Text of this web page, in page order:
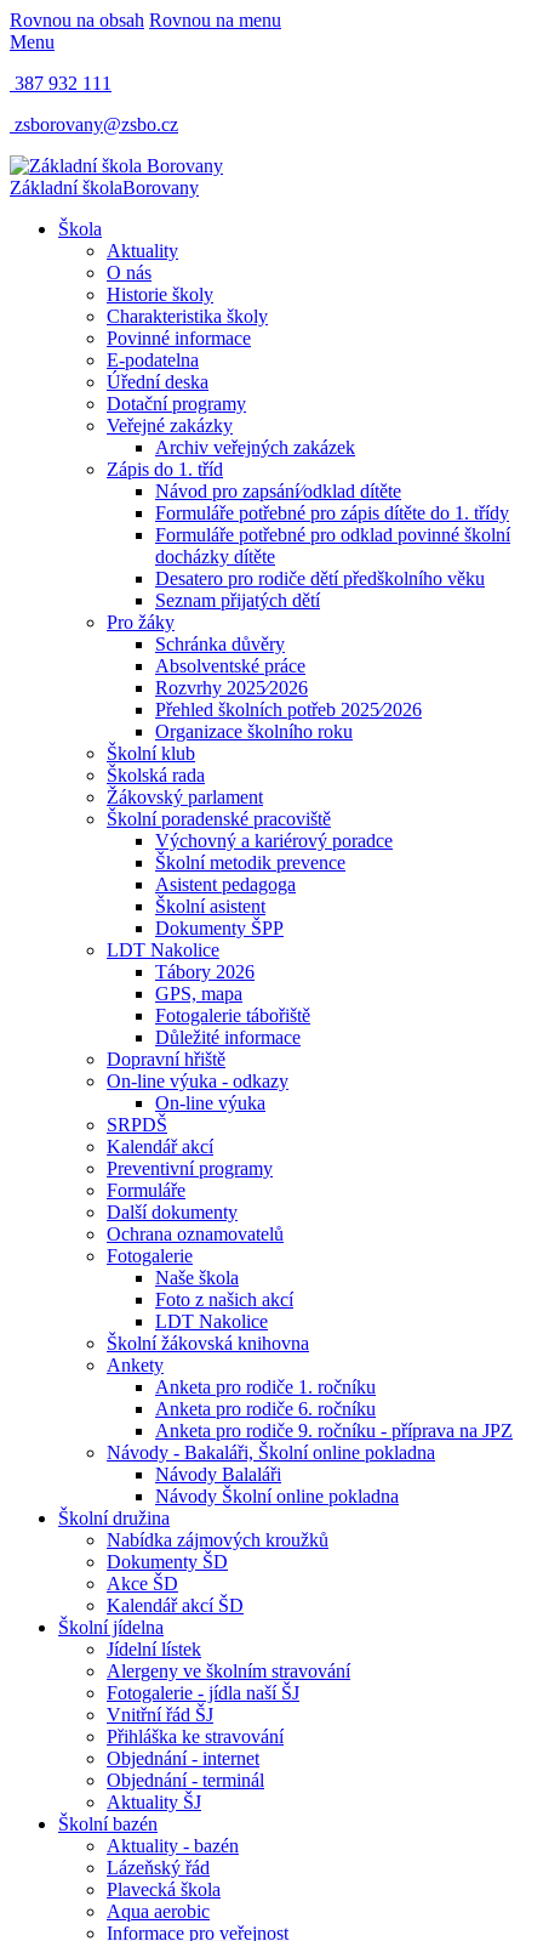
Rovnou na obsah Rovnou na menu
Menu
387 932 111
zsborovany@zsbo.cz
Základní školaBorovany
Škola
Aktuality
O nás
Historie školy
Charakteristika školy
Povinné informace
E-podatelna
Úřední deska
Dotační programy
Veřejné zakázky
Archiv veřejných zakázek
Zápis do 1. tříd
Návod pro zapsání⁄odklad dítěte
Formuláře potřebné pro zápis dítěte do 1. třídy
Formuláře potřebné pro odklad povinné školní
docházky dítěte
Desatero pro rodiče dětí předškolního věku
Seznam přijatých dětí
Pro žáky
Schránka důvěry
Absolventské práce
Rozvrhy 2025⁄2026
Přehled školních potřeb 2025⁄2026
Organizace školního roku
Školní klub
Školská rada
Žákovský parlament
Školní poradenské pracoviště
Výchovný a kariérový poradce
Školní metodik prevence
Asistent pedagoga
Školní asistent
Dokumenty ŠPP
LDT Nakolice
Tábory 2026
GPS, mapa
Fotogalerie tábořiště
Důležité informace
Dopravní hřiště
On-line výuka - odkazy
On-line výuka
SRPDŠ
Kalendář akcí
Preventivní programy
Formuláře
Další dokumenty
Ochrana oznamovatelů
Fotogalerie
Naše škola
Foto z našich akcí
LDT Nakolice
Školní žákovská knihovna
Ankety
Anketa pro rodiče 1. ročníku
Anketa pro rodiče 6. ročníku
Anketa pro rodiče 9. ročníku - příprava na JPZ
Návody - Bakaláři, Školní online pokladna
Návody Balaláři
Návody Školní online pokladna
Školní družina
Nabídka zájmových kroužků
Dokumenty ŠD
Akce ŠD
Kalendář akcí ŠD
Školní jídelna
Jídelní lístek
Alergeny ve školním stravování
Fotogalerie - jídla naší ŠJ
Vnitřní řád ŠJ
Přihláška ke stravování
Objednání - internet
Objednání - terminál
Aktuality ŠJ
Školní bazén
Aktuality - bazén
Lázeňský řád
Plavecká škola
Aqua aerobic
Informace pro veřejnost